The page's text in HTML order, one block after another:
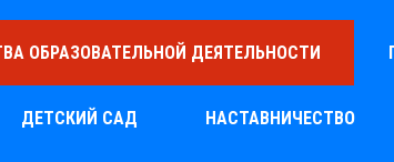
ОБРАЗОВАТЕЛЬНОЙ ДЕЯТЕЛЬНОСТИ
ДЕТСКИЙ САД НАСТАВНИЧЕСТВО